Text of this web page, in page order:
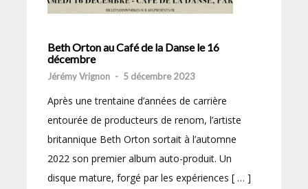
Beth Orton au Café de la Danse le 16
décembre
Jérémy Vrignon - 5 décembre 2023
Après une trentaine d’années de carrière
entourée de producteurs de renom, l’artiste
britannique Beth Orton sortait à l’automne
2022 son premier album auto-produit. Un
disque mature, forgé par les expériences [ … ]